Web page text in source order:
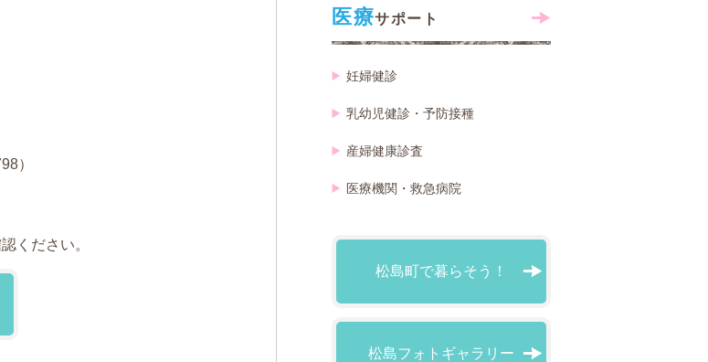
）
ください。
医療サポート
妊婦健診
乳幼児健診・予防接種
産婦健康診査
医療機関・救急病院
松島町で暮らそう！
松島フォトギャラリー